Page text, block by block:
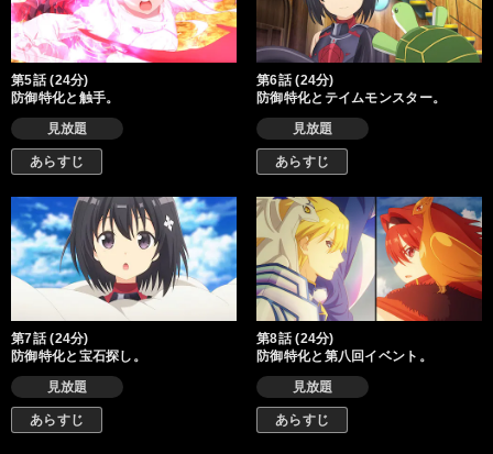
第5話 (24分)
防御特化と触手。
見放題
あらすじ
第6話 (24分)
防御特化とテイムモンスター。
見放題
あらすじ
第7話 (24分)
防御特化と宝石探し。
見放題
あらすじ
第8話 (24分)
防御特化と第八回イベント。
見放題
あらすじ